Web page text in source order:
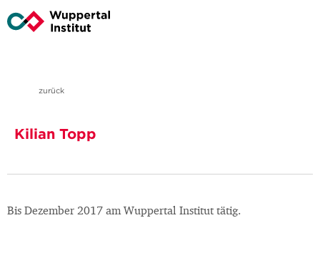
zurück
Kilian Topp
Bis Dezember 2017 am Wuppertal Institut tätig.